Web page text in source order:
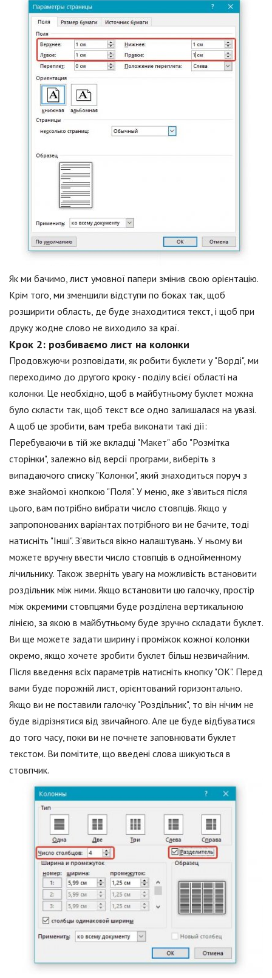
Як ми бачимо, лист умовної папери змінив свою орієнтацію.
Крім того, ми зменшили відступи по боках так, щоб
розширити область, де буде знаходитися текст, і щоб при
друку жодне слово не виходило за краї.
Крок 2: розбиваємо лист на колонки
Продовжуючи розповідати, як робити буклети у "Ворді", ми
переходимо до другого кроку - поділу всієї області на
колонки. Це необхідно, щоб в майбутньому буклет можна
було скласти так, щоб текст все одно залишалася на увазі.
А щоб це зробити, вам треба виконати такі дії:
Перебуваючи в тій же вкладці "Макет" або "Розмітка
сторінки", залежно від версії програми, виберіть з
випадаючого списку "Колонки", який знаходиться поруч з
вже знайомої кнопкою "Поля". У меню, яке з'явиться після
цього, вам потрібно вибрати число стовпців. Якщо у
запропонованих варіантах потрібного ви не бачите, тоді
натисніть "Інші". З'явиться вікно налаштувань. У ньому ви
можете вручну ввести число стовпців в однойменному
лічильнику. Також зверніть увагу на можливість встановити
роздільник між ними. Якщо встановити цю галочку, простір
між окремими стовпцями буде розділена вертикальною
лінією, за якою в майбутньому буде зручно складати буклет.
Ви ще можете задати ширину і проміжок кожної колонки
окремо, якщо хочете зробити буклет більш незвичайним.
Після введення всіх параметрів натисніть кнопку "ОК". Перед
вами буде порожній лист, орієнтований горизонтально.
Якщо ви не поставили галочку "Роздільник", то він нічим не
буде відрізнятися від звичайного. Але це буде відбуватися
до того часу, поки ви не почнете заповнювати буклет
текстом. Ви помітите, що введені слова шикуються в
стовпчик.